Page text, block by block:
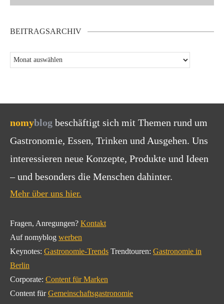
BEITRAGSARCHIV
nomyblog beschäftigt sich mit Themen rund um
Gastronomie, Essen, Trinken und Ausgehen. Uns
interessieren neue Konzepte, Produkte und Ideen
– und besonders die Menschen dahinter.
Mehr über uns hier.
Fragen, Anregungen? Kontakt
Auf nomyblog werben
Keynotes: Gastronomie-Trends Trendtouren: Gastronomie in
Berlin
Corporate: Content für Marken
Content fürGemeinschaftsgastronomie